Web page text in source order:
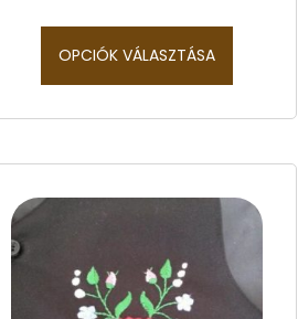
OPCIÓK VÁLASZTÁSA